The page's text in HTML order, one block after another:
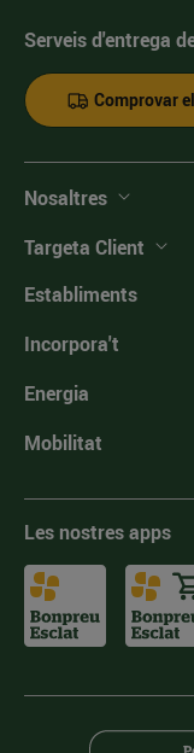
Serveis d'entrega
Comprovar
Nosaltres
Targeta Client
Establiments
Incorpora't
Energia
Mobilitat
Les nostres apps